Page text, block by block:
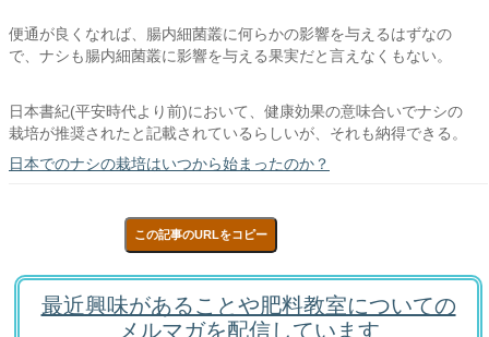
便通が良くなれば、腸内細菌叢に何らかの影響を与えるはずなの
で、ナシも腸内細菌叢に影響を与える果実だと言えなくもない。
日本書紀(平安時代より前)において、健康効果の意味合いでナシの
栽培が推奨されたと記載されているらしいが、それも納得できる。
日本でのナシの栽培はいつから始まったのか？
この記事のURLをコピー
最近興味があることや肥料教室についての
メルマガを配信しています